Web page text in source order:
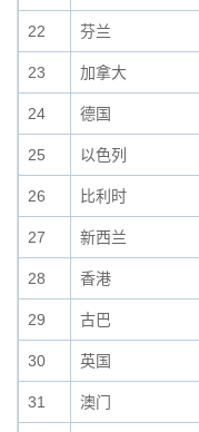
22 芬兰
23 加拿大
24 德国
25 以色列
26 比利时
27 新西兰
28 香港
29 古巴
30 英国
31 澳门